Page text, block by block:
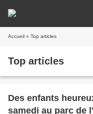
Accueil » Top articles
Top articles
Des enfants
samedi au parc de